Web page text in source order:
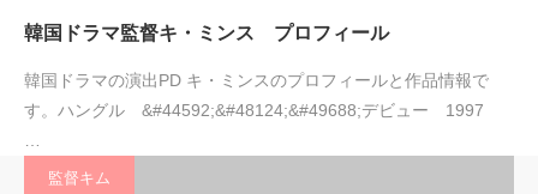
韓国ドラマ監督キ・ミンス プロフィール
韓国ドラマの演出PD キ・ミンスのプロフィールと作品情報で
す。ハングル &#44592;&#48124;&#49688;デビュー 1997
監督キム